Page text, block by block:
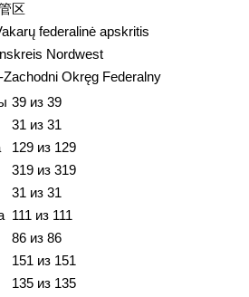
区
federalinė apskritis
Nordwest
Zachodni Okręg Federalny
39 из 39
31 из 31
129 из 129
319 из 319
31 из 31
111 из 111
86 из 86
151 из 151
135 из 135